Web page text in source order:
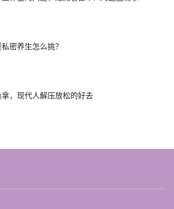
密养生怎么挑？
，现代人解压放松的好去